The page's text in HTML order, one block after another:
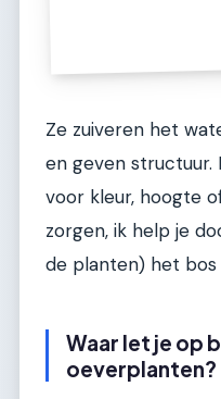
Ze zuiveren het
en geven structuur.
voor kleur, hoogte
zorgen, ik help je
de planten) het bos
Waar let je op
oeverplanten?